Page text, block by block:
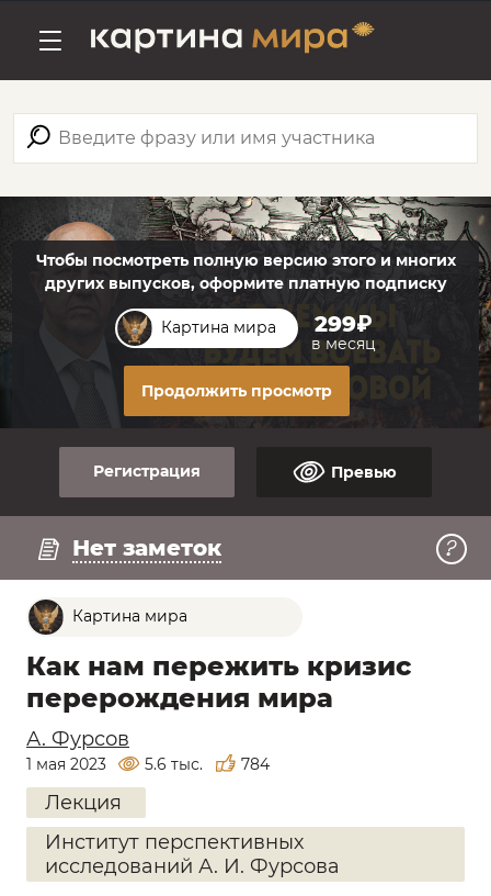
Чтобы посмотреть полную версию этого и многих
других выпусков, оформите платную подписку
Картина мира 299₽
в месяц
Продолжить просмотр
Регистрация Превью
Нет заметок
Картина мира
Как нам пережить кризис
перерождения мира
А. Фурсов
1 мая 2023 5.6 тыс. 784
Лекция
Институт перспективных
исследований А. И. Фурсова